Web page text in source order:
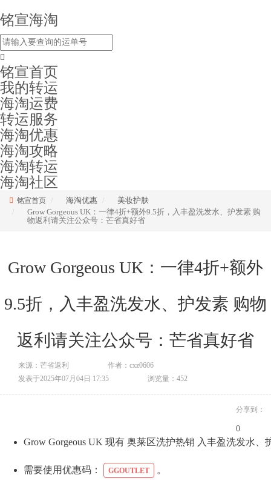
铭宣海淘
铭宣首页
我的转运
海淘运费
转运服务
海淘优惠
海淘攻略
海淘转运
海淘社区
铭宣首页 海淘优惠
美妆护肤
Grow Gorgeous UK：一律4折+额外9.5折，入丰盈洗发水、护发素 购
物返利请关注公众号：芒省真好省
Grow Gorgeous UK：一律4折+额外
9.5折，入丰盈洗发水、护发素 购物
返利请关注公众号：芒省真好省
来源：芒省返利
作者：cxz0606
发表于2025年07月04日 17:35
浏览量：452
分享到：
0
Grow Gorgeous UK 现有 奥莱区洗护热销 入丰盈洗发水、
需要使用优惠码： GGOUTLET 。